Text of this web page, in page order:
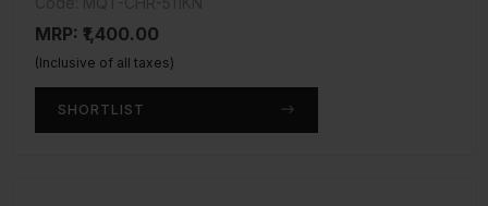
MRP: ₹1,400.00
(Inclusive of all taxes)
SHORTLIST